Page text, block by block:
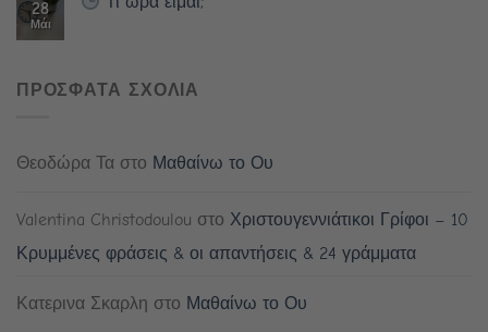
28
Μάι
ΠΡΟΣΦΑΤΑ ΣΧΟΛΙΑ
Θεοδώρα Τα στο Μαθαίνω το Ου
Valentina Christodoulou στο Χριστουγεννιάτικοι Γρίφοι – 10
Κρυμμένες φράσεις & οι απαντήσεις & 24 γράμματα
Κατερινα Σκαρλη στο Μαθαίνω το Ου